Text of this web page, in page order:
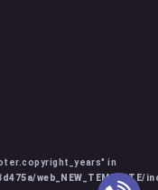
in
web_NEW_TEMPLATE/